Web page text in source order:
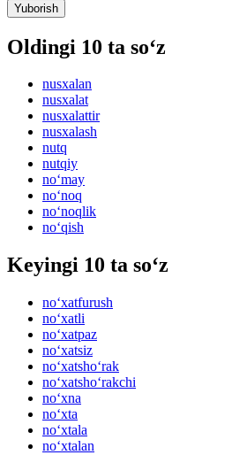
Yuborish
Oldingi 10 ta so‘z
nusxalan
nusxalat
nusxalattir
nusxalash
nutq
nutqiy
no‘may
no‘noq
no‘noqlik
no‘qish
Keyingi 10 ta so‘z
no‘xatfurush
no‘xatli
no‘xatpaz
no‘xatsiz
no‘xatsho‘rak
no‘xatsho‘rakchi
no‘xna
no‘xta
no‘xtala
no‘xtalan